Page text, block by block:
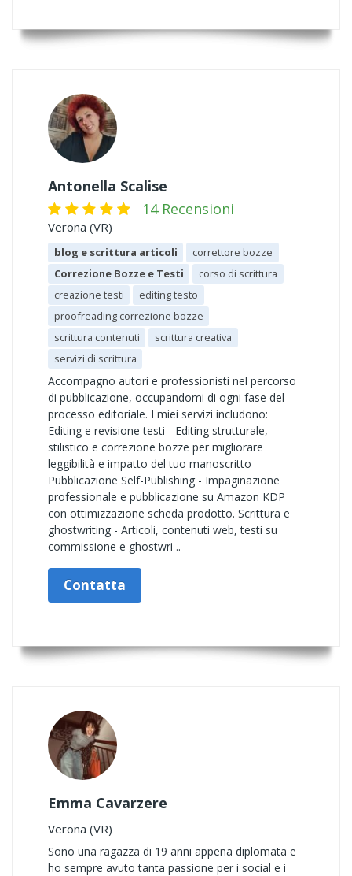
Antonella Scalise
14 Recensioni
Verona (VR)
blog e scrittura articoli
correttore bozze
Correzione Bozze e Testi
corso di scrittura
creazione testi
editing testo
proofreading correzione bozze
scrittura contenuti
scrittura creativa
servizi di scrittura
Accompagno autori e professionisti nel percorso
di pubblicazione, occupandomi di ogni fase del
processo editoriale. I miei servizi includono:
Editing e revisione testi - Editing strutturale,
stilistico e correzione bozze per migliorare
leggibilità e impatto del tuo manoscritto
Pubblicazione Self-Publishing - Impaginazione
professionale e pubblicazione su Amazon KDP
con ottimizzazione scheda prodotto. Scrittura e
ghostwriting - Articoli, contenuti web, testi su
commissione e ghostwri ..
Contatta
Emma Cavarzere
Verona (VR)
Sono una ragazza di 19 anni appena diplomata e
ho sempre avuto tanta passione per i social e i